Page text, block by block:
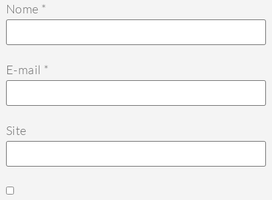
Nome *
E-mail *
Site